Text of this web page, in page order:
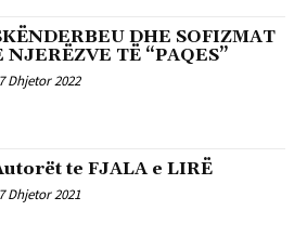
DHE SOFIZMAT
NJERËZVE TË “PAQES”
Dhjetor 2022
te FJALA e LIRË
Dhjetor 2021